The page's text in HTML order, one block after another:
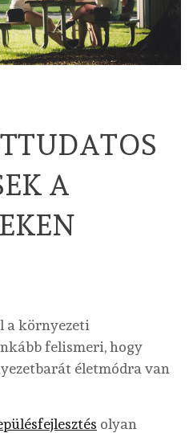
A
a környezeti
felismeri, hogy
életmódra van
olyan